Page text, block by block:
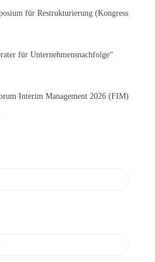
für Restrukturierung (Kongress
für Unternehmensnachfolge“
Interim Management 2026 (FIM)